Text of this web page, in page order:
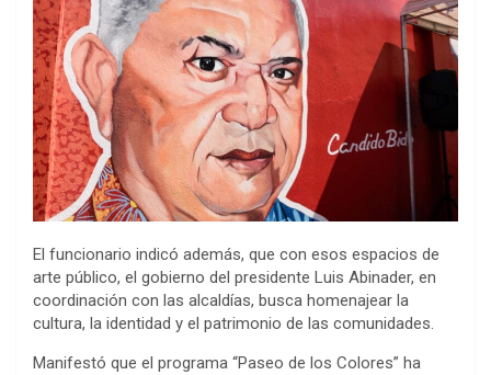
El funcionario indicó además, que con esos espacios de
arte público, el gobierno del presidente Luis Abinader, en
coordinación con las alcaldías, busca homenajear la
cultura, la identidad y el patrimonio de las comunidades.
Manifestó que el programa “Paseo de los Colores” ha